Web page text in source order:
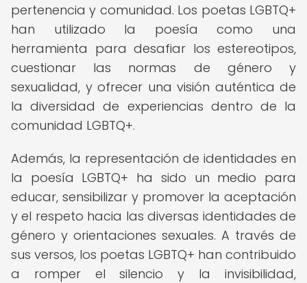
pertenencia y comunidad. Los poetas LGBTQ+
han utilizado la poesía como una
herramienta para desafiar los estereotipos,
cuestionar las normas de género y
sexualidad, y ofrecer una visión auténtica de
la diversidad de experiencias dentro de la
comunidad LGBTQ+.
Además, la representación de identidades en
la poesía LGBTQ+ ha sido un medio para
educar, sensibilizar y promover la aceptación
y el respeto hacia las diversas identidades de
género y orientaciones sexuales. A través de
sus versos, los poetas LGBTQ+ han contribuido
a romper el silencio y la invisibilidad,